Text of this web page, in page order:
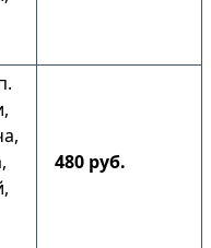
480 руб.